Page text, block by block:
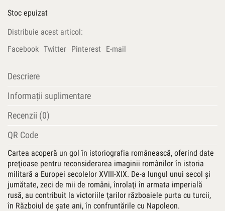
Stoc epuizat
Distribuie acest articol:
Facebook Twitter Pinterest E-mail
Descriere
Informații suplimentare
Recenzii (0)
QR Code
Cartea acoperă un gol în istoriografia românească, oferind date
preţioase pentru reconsiderarea imaginii românilor în istoria
militară a Europei secolelor XVIII-XIX. De-a lungul unui secol şi
jumătate, zeci de mii de români, înrolaţi în armata imperială
rusă, au contribuit la victoriile ţarilor războaiele purta cu turcii,
în Războiul de şate ani, în confruntările cu Napoleon.